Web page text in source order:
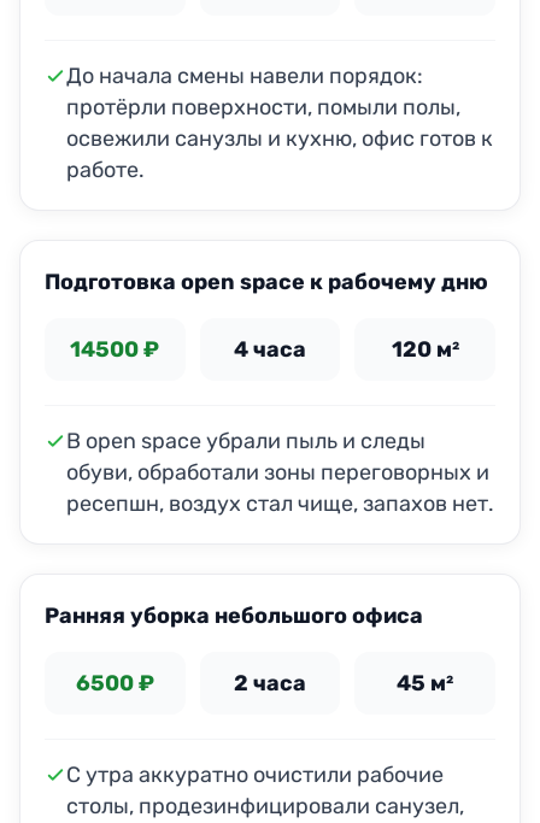
До начала смены навели порядок:
протёрли поверхности, помыли полы,
освежили санузлы и кухню, офис готов к
работе.
Подготовка open space к рабочему дню
14500 ₽ 4 часа 120 м²
В open space убрали пыль и следы
обуви, обработали зоны переговорных и
ресепшн, воздух стал чище, запахов нет.
Ранняя уборка небольшого офиса
6500 ₽ 2 часа 45 м²
С утра аккуратно очистили рабочие
столы, продезинфицировали санузел,